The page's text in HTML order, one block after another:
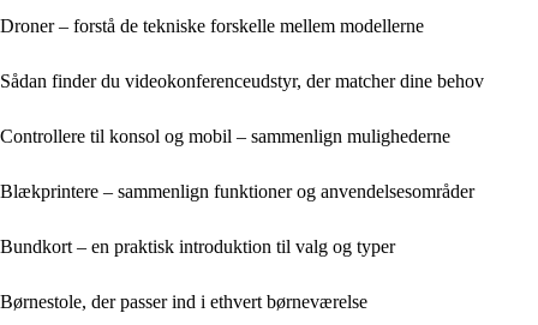
Droner – forstå de tekniske forskelle mellem modellerne
Sådan finder du videokonferenceudstyr, der matcher dine behov
Controllere til konsol og mobil – sammenlign mulighederne
Blækprintere – sammenlign funktioner og anvendelsesområder
Bundkort – en praktisk introduktion til valg og typer
Børnestole, der passer ind i ethvert børneværelse